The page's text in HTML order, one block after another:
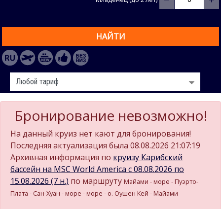
НАЙТИ
Бронирование невозможно!
На данный круиз нет кают для бронирования!
Последняя актуализация была 08.08.2026 21:07:19
Архивная информация по круизу Карибский
бассейн на MSC World America c 08.08.2026 по
15.08.2026 (7 н.) по маршруту Майами - море - Пуэрто-
Плата - Сан-Хуан - море - море - о. Оушен Кей - Майами